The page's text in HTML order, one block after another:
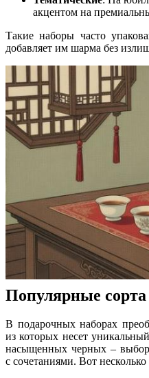
акцентом на
Такие наборы часто
добавляет им шарма без
Популярные сорта
В подарочных наборах
из которых несет
насыщенных черных – выбор
с сочетаниями. Вот